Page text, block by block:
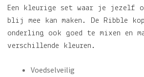
Een kleurige set waar je jezelf
blij mee kan maken. De Ribble
onderling ook goed te mixen en
verschillende kleuren.
Voedselveilig